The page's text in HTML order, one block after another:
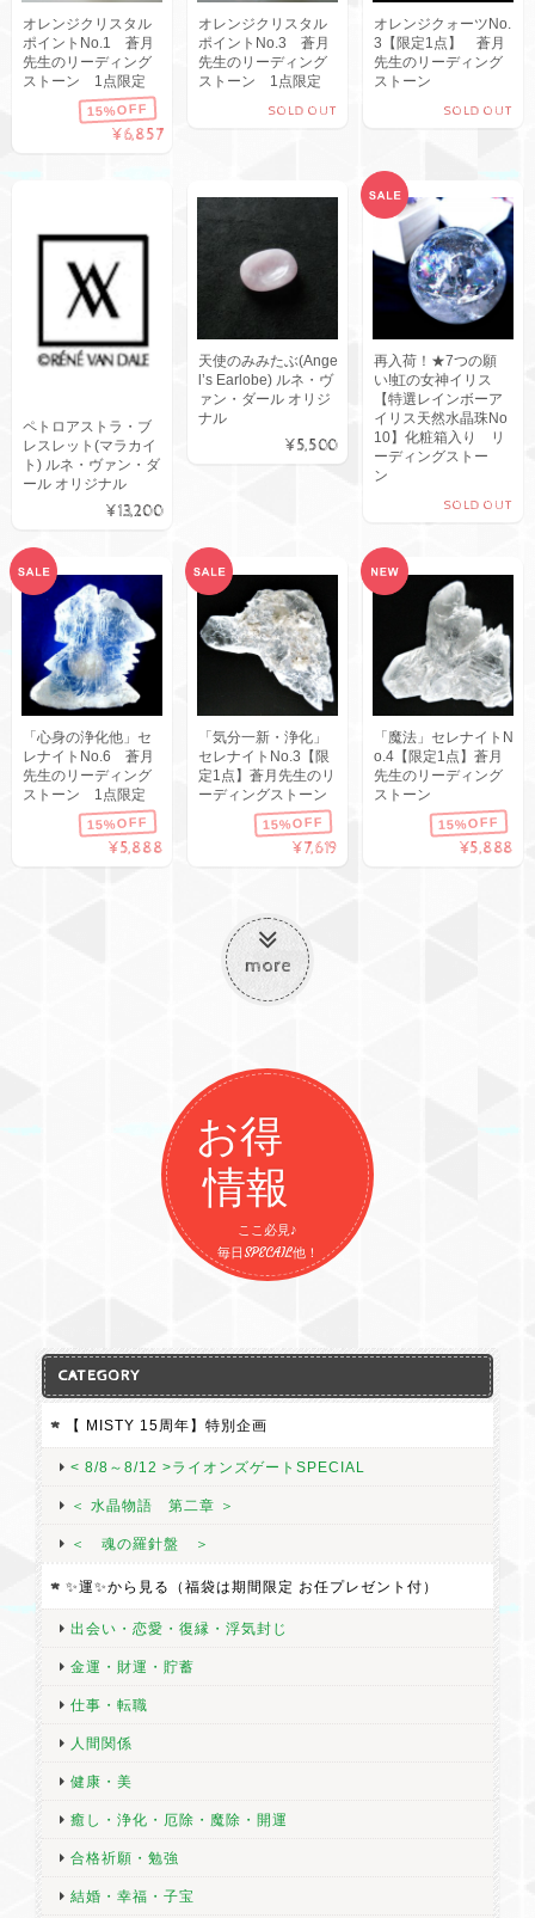
オレンジクリスタル
ポイントNo.1 蒼月
先生のリーディング
ストーン 1点限定
15%OFF
¥6,857
オレンジクリスタル
ポイントNo.3 蒼月
先生のリーディング
ストーン 1点限定
SOLD OUT
オレンジクォーツNo.
3【限定1点】 蒼月
先生のリーディング
ストーン
SOLD OUT
ペトロアストラ・ブ
レスレット(マラカイ
ト) ルネ・ヴァン・ダ
ール オリジナル
¥13,200
天使のみみたぶ(Ange
l’s Earlobe) ルネ・ヴ
ァン・ダール オリジ
ナル
¥5,500
再入荷！★7つの願
い!虹の女神イリス
【特選レインボーア
イリス天然水晶珠No
10】化粧箱入り リ
ーディングストー
ン
SOLD OUT
「心身の浄化他」セ
レナイトNo.6 蒼月
先生のリーディング
ストーン 1点限定
15%OFF
¥5,888
「気分一新・浄化」
セレナイトNo.3【限
定1点】蒼月先生のリ
ーディングストーン
15%OFF
¥7,619
「魔法」セレナイトN
o.4【限定1点】蒼月
先生のリーディング
ストーン
15%OFF
¥5,888
more
お得
情報
ここ必見♪
毎日SPECAIL他！
CATEGORY
【 MISTY 15周年】特別企画
< 8/8～8/12 >ライオンズゲートSPECIAL
＜ 水晶物語 第二章 ＞
＜ 魂の羅針盤 ＞
✨運✨から見る（福袋は期間限定 お任プレゼント付）
出会い・恋愛・復縁・浮気封じ
金運・財運・貯蓄
仕事・転職
人間関係
健康・美
癒し・浄化・厄除・魔除・開運
合格祈願・勉強
結婚・幸福・子宝